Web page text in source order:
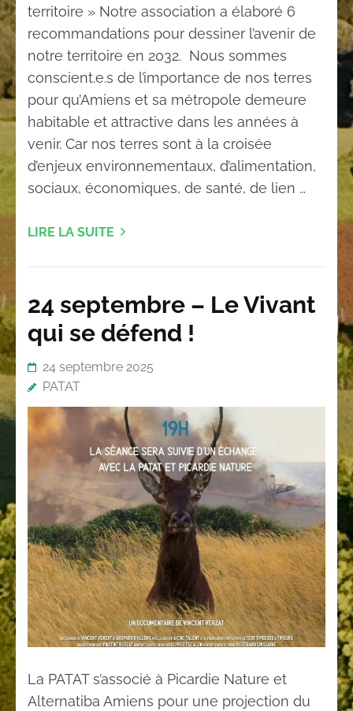
territoire » Notre association a élaboré 6
recommandations pour dessiner l’avenir de
notre territoire en 2032. Nous sommes
conscient.e.s de l’importance de nos terres
pour qu’Amiens et sa métropole demeure
habitable et attractive dans les années à
venir. Car nos terres sont à la croisée
d’enjeux environnementaux, d’alimentation,
sociaux, économiques, de santé, de lien …
LIRE LA SUITE
24 septembre – Le Vivant
qui se défend !
24 septembre 2025
PATAT
La PATAT s’associé à Picardie Nature et
Alternatiba Amiens pour une projection du